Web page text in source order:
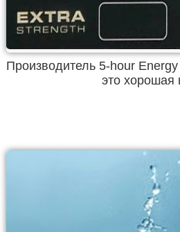
Производитель 5-hour
это хорошая